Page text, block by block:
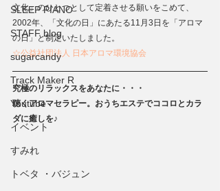
SLEEP PIANO
STAFF blog
sugarcandy
Track Maker R
Youtube
イベント
すみれ
トベタ ・バジュン
文化」のひとつとして定着させる願いをこめて、
2002年、「文化の日」にあたる11月3日を「アロマ
の日」と制定いたしました。
☆公益社団法人 日本アロマ環境協会
究極のリラックスをあなたに・・・
聴くアロマセラピー。おうちエステでココロとカラ
ダに癒しを♪